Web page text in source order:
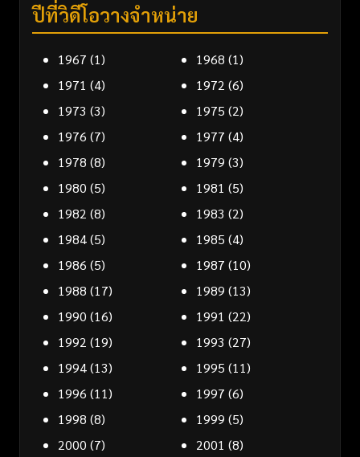
ปีที่วิดีโอวางจำหน่าย
1967 (1) 1968 (1)
1971 (4) 1972 (6)
1973 (3) 1975 (2)
1976 (7) 1977 (4)
1978 (8) 1979 (3)
1980 (5) 1981 (5)
1982 (8) 1983 (2)
1984(5) 1985 (4)
1986 (5) 1987 (10)
1988 (17) 1989 (13)
1990 (16) 1991 (22)
1992 (19) 1993 (27)
1994(13) 1995 (11)
1996 (11) 1997 (6)
1998 (8) 1999 (5)
2000 (7) 2001 (8)